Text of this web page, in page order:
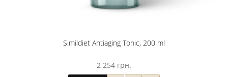
Simildiet Antiaging Tonic, 200 ml
2 254 грн.